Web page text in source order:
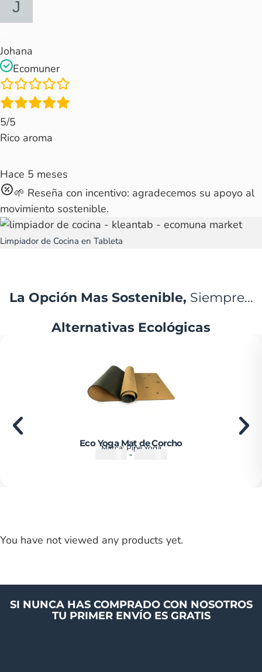
Johana
Ecomuner
5/5
Rico aroma
Hace 5 meses
🌱 Reseña con incentivo: agradecemos su apoyo al
movimiento sostenible.
Limpiador de Cocina en Tableta
La Opción Mas Sostenible, Siempre...
Alternativas Ecológicas
Eco Yoga Mat de Corcho
Marca:Pipe Yoga
- ₡
You have not viewed any products yet.
SI NUNCA HAS COMPRADO CON NOSOTROS
TU PRIMER ENVÍO ES GRATIS